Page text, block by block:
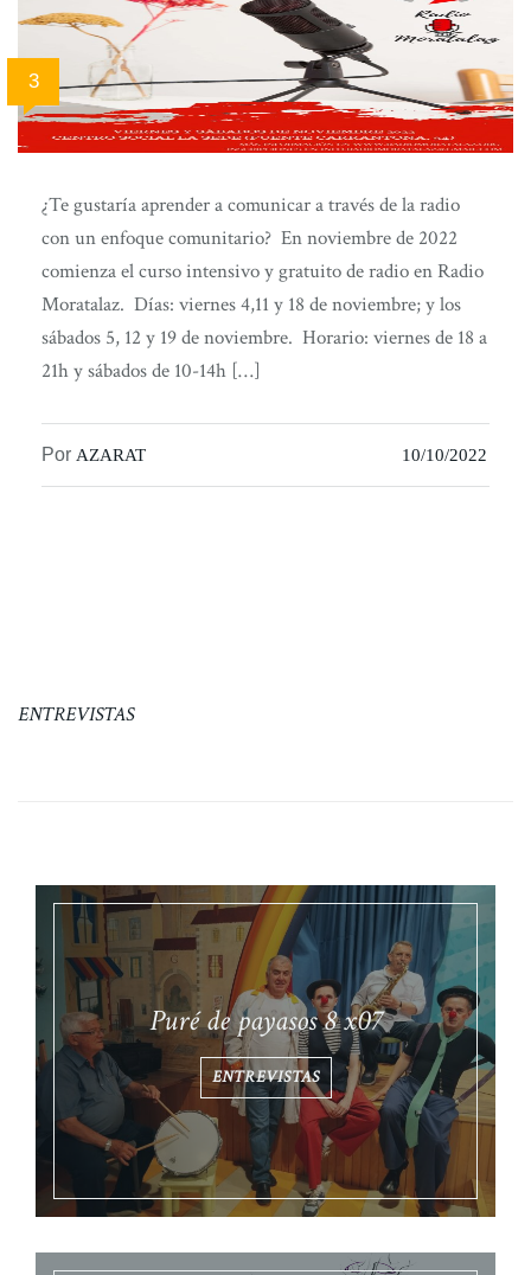
3
¿Te gustaría aprender a comunicar a través de la radio
con un enfoque comunitario? En noviembre de 2022
comienza el curso intensivo y gratuito de radio en Radio
Moratalaz. Días: viernes 4,11 y 18 de noviembre; y los
sábados 5, 12 y 19 de noviembre. Horario: viernes de 18 a
21h y sábados de 10-14h […]
Por AZARAT 10/10/2022
ENTREVISTAS
Puré de payasos 8 x07
ENTREVISTAS